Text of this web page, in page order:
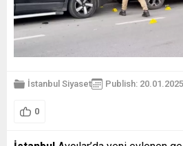
İstanbul Siyaset Publish: 20.01.2025
0